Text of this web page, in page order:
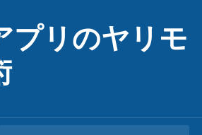
プリのヤリモ